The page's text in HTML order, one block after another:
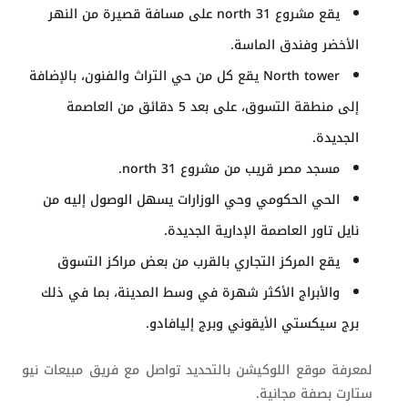
يقع مشروع 31 north على مسافة قصيرة من النهر
الأخضر وفندق الماسة.
North tower يقع كل من حي التراث والفنون، بالإضافة
إلى منطقة التسوق، على بعد 5 دقائق من العاصمة
الجديدة.
مسجد مصر قريب من مشروع 31 north.
الحي الحكومي وحي الوزارات يسهل الوصول إليه من
نايل تاور العاصمة الإدارية الجديدة.
يقع المركز التجاري بالقرب من بعض مراكز التسوق
والأبراج الأكثر شهرة في وسط المدينة، بما في ذلك
برج سيكستي الأيقوني وبرج إليافادو.
لمعرفة موقع اللوكيشن بالتحديد تواصل مع فريق مبيعات نيو
ستارت بصفة مجانية.